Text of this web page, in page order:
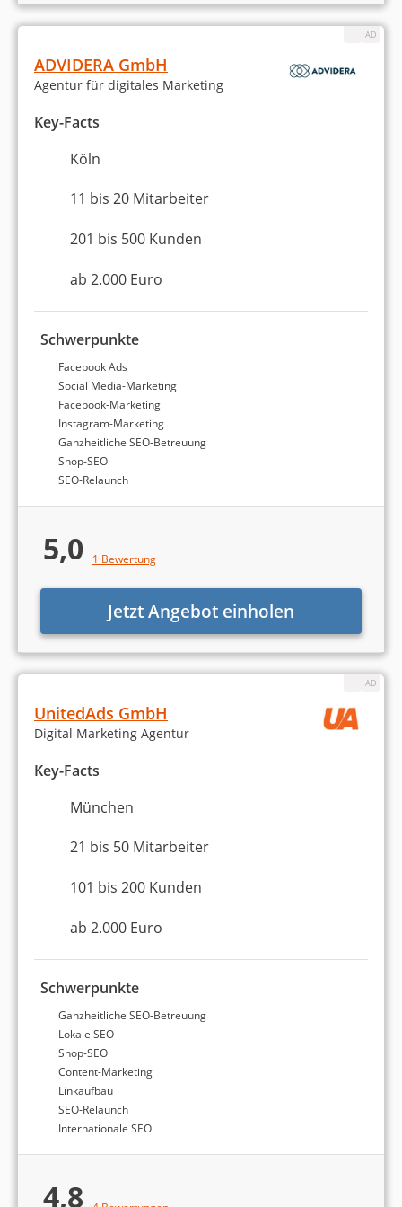
Wir finden die richtige Agentur für Sie! Füllen Sie
Bei welchen Aufgaben benötigen Sie
Es können mehrere Punkte ausgewählt werden.
Social Media Marketing (Facebook etc.)
E-Mail-Marketing
Website erstellen / Webdesign
Webentwicklung
WordPress
Amazon
Entwicklung einer Digital-Strategie
Content-Marketing
Werbung & Marketing
Werbekampagnen entwickeln
Print-Medien
Corporate Design / Brand Design
Sonstiges
Die Untersuchung richtet sich an Firmen, die eine
geeignete Facebook-Marketing-Agentur suchen,
dient als Orientierungshilfe bei der Auswahl
Mit der Analyse soll ein passenderes
ADVIDERA GmbH
Agentur für digitales Marketing
Key-Facts
Köln
11 bis 20 Mitarbeiter
201 bis 500 Kunden
ab 2.000 Euro
Schwerpunkte
Facebook Ads
Social Media-Marketing
Facebook-Marketing
Instagram-Marketing
Ganzheitliche SEO-Betreuung
Shop-SEO
SEO-Relaunch
5,0 1 Bewertung
Jetzt Angebot einholen
UnitedAds GmbH
Digital Marketing Agentur
Key-Facts
München
21 bis 50 Mitarbeiter
101 bis 200 Kunden
ab 2.000 Euro
Schwerpunkte
Ganzheitliche SEO-Betreuung
Lokale SEO
Shop-SEO
Content-Marketing
Linkaufbau
SEO-Relaunch
Internationale SEO
4,8